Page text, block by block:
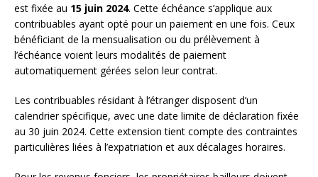
est fixée au 15 juin 2024. Cette échéance s’applique aux
contribuables ayant opté pour un paiement en une fois. Ceux
bénéficiant de la mensualisation ou du prélèvement à
l’échéance voient leurs modalités de paiement
automatiquement gérées selon leur contrat.
Les contribuables résidant à l’étranger disposent d’un
calendrier spécifique, avec une date limite de déclaration fixée
au 30 juin 2024. Cette extension tient compte des contraintes
particulières liées à l’expatriation et aux décalages horaires.